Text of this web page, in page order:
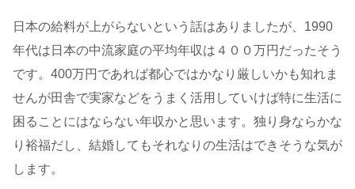
日本の給料が上がらないという話はありましたが、1990
年代は日本の中流家庭の平均年収は４００万円だったそう
です。400万円であれば都心ではかなり厳しいかも知れま
せんが田舎で実家などをうまく活用していけば特に生活に
困ることにはならない年収かと思います。独り身ならかな
り裕福だし、結婚してもそれなりの生活はできそうな気が
します。